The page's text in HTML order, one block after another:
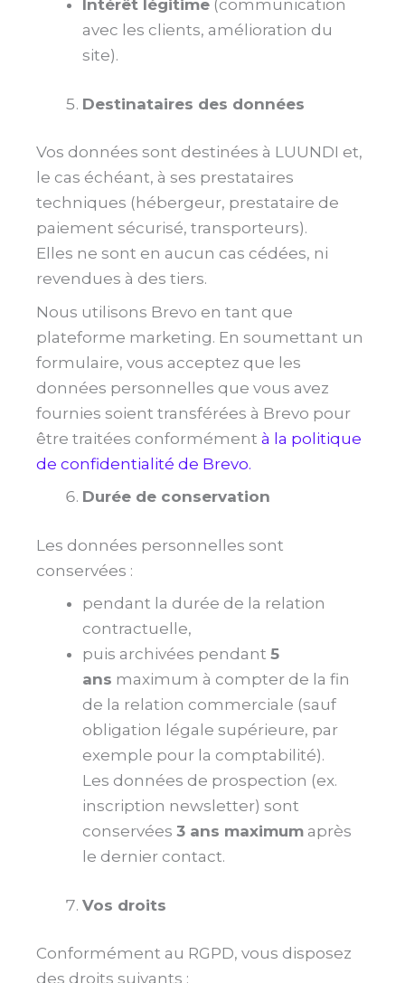
Intérêt légitime (communication
avec les clients, amélioration du
site).
Destinataires des données
Vos données sont destinées à LUUNDI et,
le cas échéant, à ses prestataires
techniques (hébergeur, prestataire de
paiement sécurisé, transporteurs).
Elles ne sont en aucun cas cédées, ni
revendues à des tiers.
Nous utilisons Brevo en tant que
plateforme marketing. En soumettant un
formulaire, vous acceptez que les
données personnelles que vous avez
fournies soient transférées à Brevo pour
être traitées conformément à la politique
de confidentialité de Brevo.
Durée de conservation
Les données personnelles sont
conservées :
pendant la durée de la relation
contractuelle,
puis archivées pendant 5
ans maximum à compter de la fin
de la relation commerciale (sauf
obligation légale supérieure, par
exemple pour la comptabilité).
Les données de prospection (ex.
inscription newsletter) sont
conservées 3 ans maximum après
le dernier contact.
Vos droits
Conformément au RGPD, vous disposez
des droits suivants :